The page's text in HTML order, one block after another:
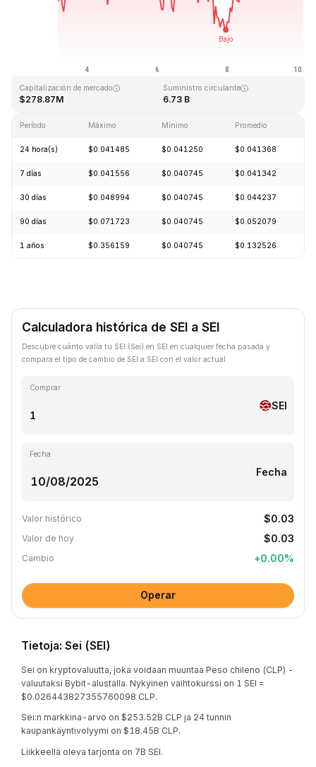
Capitalización de mercado
$278.87M
Suministro circulante
6.73 B
Período Máximo Mínimo Promedio
24 hora(s) $0.041485 $0.041250 $0.041368
7 días $0.041556 $0.040745 $0.041342
30 días $0.048994 $0.040745 $0.044237
90 días $0.071723 $0.040745 $0.052079
1 años $0.356159 $0.040745 $0.132526
Calculadora histórica de SEI a SEI
Descubre cuánto valía tu SEI (Sei) en SEI en cualquier fecha pasada y
compara el tipo de cambio de SEI a SEI con el valor actual.
Comprar
SEI
Fecha
Fecha
Valor histórico $0.03
Valor de hoy $0.03
Cambio +0.00%
Operar
Tietoja: Sei (SEI)
Sei on kryptovaluutta, joka voidaan muuntaa Peso chileno (CLP) -
valuutaksi Bybit-alustalla. Nykyinen vaihtokurssi on 1 SEI =
$0.026443827355760098 CLP.
Sei:n markkina-arvo on $253.52B CLP ja 24 tunnin
kaupankäyntivolyymi on $18.45B CLP.
Liikkeellä oleva tarjonta on 7B SEI.